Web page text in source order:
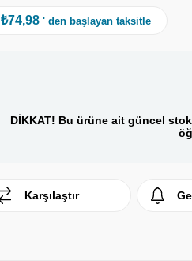
₺74,98 ' den başlayan taksitle
DİKKAT! Bu ürüne ait güncel
Karşılaştır